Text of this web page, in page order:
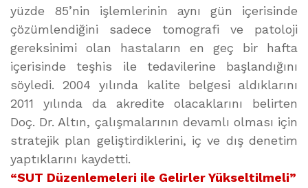
yüzde 85’nin işlemlerinin aynı gün içerisinde
çözümlendiğini sadece tomografi ve patoloji
gereksinimi olan hastaların en geç bir hafta
içerisinde teşhis ile tedavilerine başlandığını
söyledi. 2004 yılında kalite belgesi aldıklarını
2011 yılında da akredite olacaklarını belirten
Doç. Dr. Altın, çalışmalarının devamlı olması için
stratejik plan geliştirdiklerini, iç ve dış denetim
yaptıklarını kaydetti.
“SUT Düzenlemeleri ile Gelirler Yükseltilmeli”